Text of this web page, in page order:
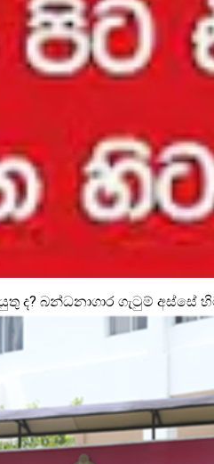
ද? බන්ධනාගාර ගැටුම්